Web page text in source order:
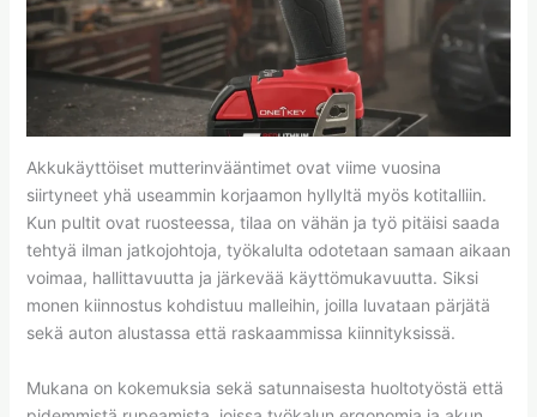
Akkukäyttöiset mutterinvääntimet ovat viime vuosina
siirtyneet yhä useammin korjaamon hyllyltä myös kotitalliin.
Kun pultit ovat ruosteessa, tilaa on vähän ja työ pitäisi saada
tehtyä ilman jatkojohtoja, työkalulta odotetaan samaan aikaan
voimaa, hallittavuutta ja järkevää käyttömukavuutta. Siksi
monen kiinnostus kohdistuu malleihin, joilla luvataan pärjätä
sekä auton alustassa että raskaammissa kiinnityksissä.
Mukana on kokemuksia sekä satunnaisesta huoltotyöstä että